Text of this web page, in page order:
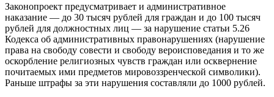
Законопроект предусматривает и административное
наказание — до 30 тысяч рублей для граждан и до 100 тысяч
рублей для должностных лиц — за нарушение статьи 5.26
Кодекса об административных правонарушениях (нарушение
права на свободу совести и свободу вероисповедания и то же
оскорбление религиозных чувств граждан или осквернение
почитаемых ими предметов мировоззренческой символики).
Раньше штрафы за эти нарушения составляли до 1000 рублей.